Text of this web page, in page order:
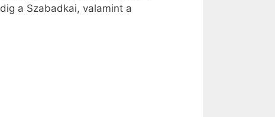
a Szabadkai, valamint a